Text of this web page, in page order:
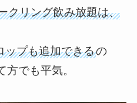
クリング飲み放題は、
ップも追加できるの
でも平気。